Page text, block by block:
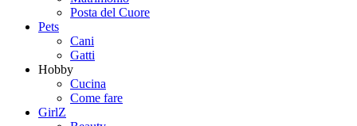
Posta del Cuore
Pets
Cani
Gatti
Hobby
Cucina
Come fare
GirlZ